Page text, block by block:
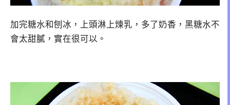
加完糖水和刨冰，上頭淋上煉乳，多了奶香，黑糖水不
會太甜膩，實在很可以。